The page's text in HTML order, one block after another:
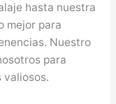
hasta nuestra
mejor para
Nuestro
para